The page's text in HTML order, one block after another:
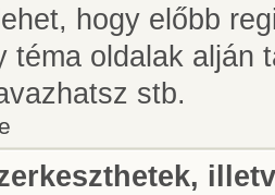
hogy előbb
téma oldalak alján
stb.